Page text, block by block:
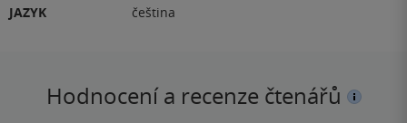
JAZYK
čeština
Hodnocení a recenze čtenářů